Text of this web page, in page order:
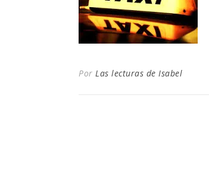
Por Las lecturas de Isabel